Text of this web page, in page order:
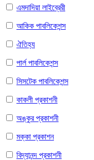
এমদাদিয়া লাইব্রেরী
আকিক পাবলিকেশন্স
ঐতিহ্য
পার্ল পাবলিকেশন্স
সিসটেক পাবলিকেশন্স
কাকলী প্রকাশনী
অঙ্কুর প্রকাশনী
মক্কা প্রকাশন
বিদ্যানন্দ প্রকাশনী